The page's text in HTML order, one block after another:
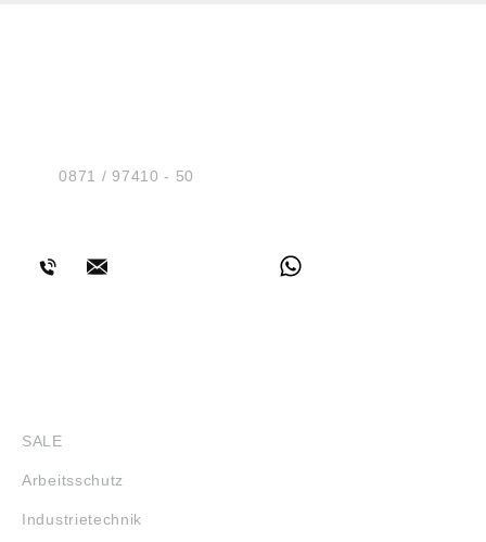
Tel.:0871 / 97410 - 50
SALE
Arbeitsschutz
Industrietechnik